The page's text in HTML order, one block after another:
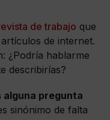
de trabajo que
de internet.
¿Podría hablarme
describirías?
alguna pregunta
sinónimo de falta